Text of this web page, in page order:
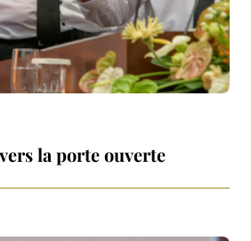
la porte ouverte